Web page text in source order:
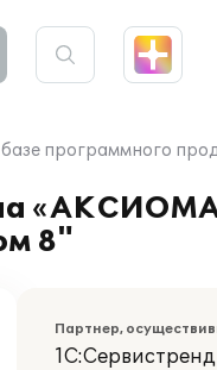
программного
8"
Партнер,
1С:Сервистренд